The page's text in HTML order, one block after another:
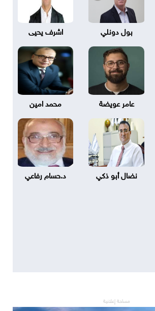
بول دونلي اشرف يحيى
عامر عويضة محمد امين
نضال أبو ذكي د.حسام رفاعي
مساحة إعلانية